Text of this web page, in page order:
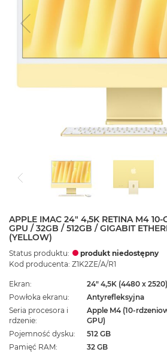
APPLE IMAC 24" 4,5K RETINA M4 10-
GPU / 32GB / 512GB / GIGABIT
(YELLOW)
Status produktu:
produkt niedostępny
Kod producenta: Z1K2ZE/A/R1
Ekran
24" 4,5K (4480 x 2520)
Powłoka ekranu
Antyrefleksyjna
Seria procesora i
rdzenie
Apple M4 (10-
GPU)
Pojemność dysku
512 GB
Pamięć RAM
32 GB